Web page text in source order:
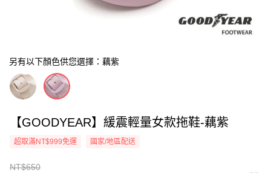
另有以下顏色供您選擇：藕紫
【GOODYEAR】緩震輕量女款拖鞋-藕紫
超取滿NT$999免運 國家/地區配送
NT$650